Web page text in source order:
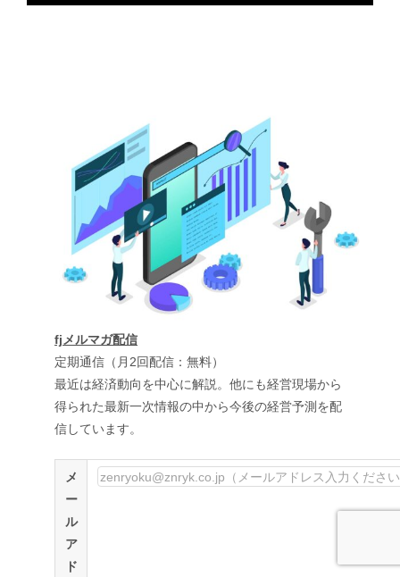
fjメルマガ配信
定期通信（月2回配信：無料）
最近は経済動向を中心に解説。他にも経営現場から
得られた最新一次情報の中から今後の経営予測を配
信しています。
メ
ー
ル
ア
ド